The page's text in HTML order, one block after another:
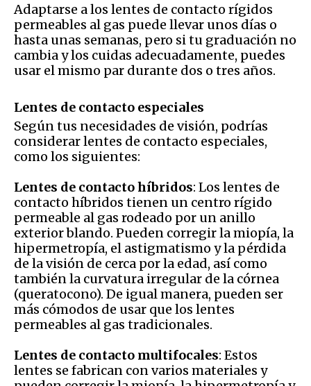
Adaptarse a los lentes de contacto rígidos
permeables al gas puede llevar unos días o
hasta unas semanas, pero si tu graduación no
cambia y los cuidas adecuadamente, puedes
usar el mismo par durante dos o tres años.
Lentes de contacto especiales
Según tus necesidades de visión, podrías
considerar lentes de contacto especiales,
como los siguientes:
Lentes de contacto híbridos: Los lentes de
contacto híbridos tienen un centro rígido
permeable al gas rodeado por un anillo
exterior blando. Pueden corregir la miopía, la
hipermetropía, el astigmatismo y la pérdida
de la visión de cerca por la edad, así como
también la curvatura irregular de la córnea
(queratocono). De igual manera, pueden ser
más cómodos de usar que los lentes
permeables al gas tradicionales.
Lentes de contacto multifocales: Estos
lentes se fabrican con varios materiales y